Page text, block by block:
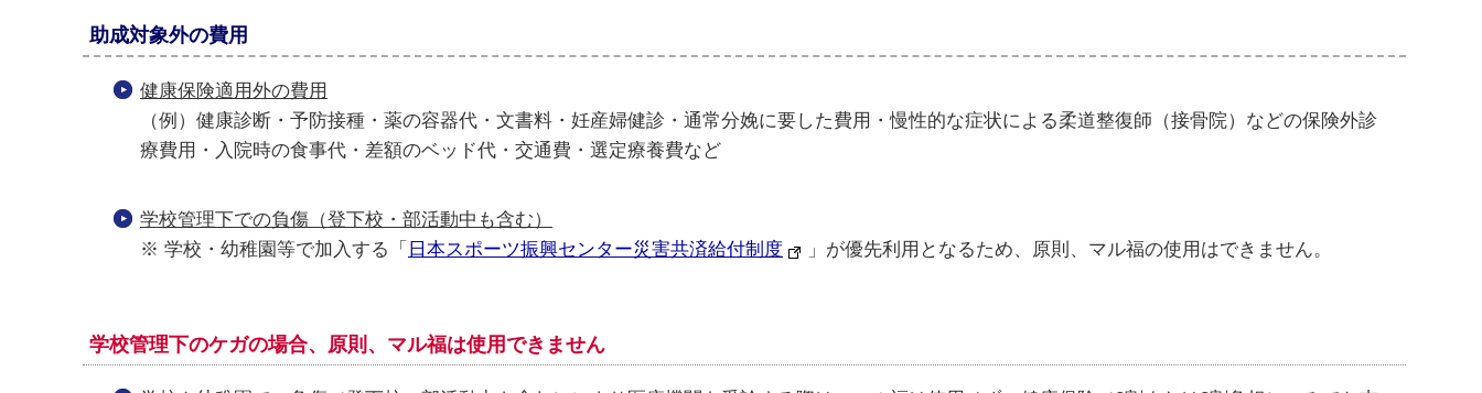
助成対象外の費用
健康保険適用外の費用
（例）健康診断・予防接種・薬の容器代・文書料・妊産婦健診・通常分娩に要した費用・慢性的な症状による柔道整復師（接骨院）などの保険外診
療費用・入院時の食事代・差額のベッド代・交通費・選定療養費など
学校管理下での負傷（登下校・部活動中も含む）
※ 学校・幼稚園等で加入する「 日本スポーツ振興センター災害共済給付制度 」が優先利用となるため、原則、マル福の使用はできません。
学校管理下のケガの場合、原則、マル福は使用できません